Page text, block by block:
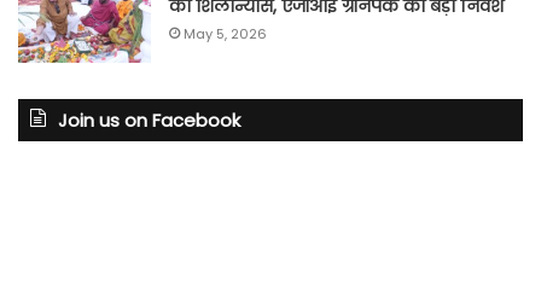
का शिलान्यास, एजीआई ग्रीनपैक का बड़ा निवेश
May 5, 2026
Join us on Facebook